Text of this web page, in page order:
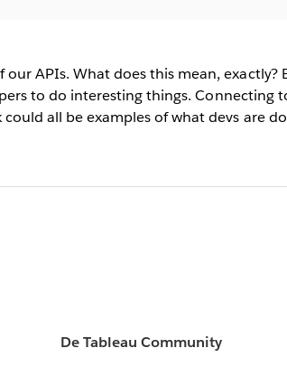
APIs. What does this mean,
to do interesting things. Connecting
all be examples of what devs are
De Tableau Community